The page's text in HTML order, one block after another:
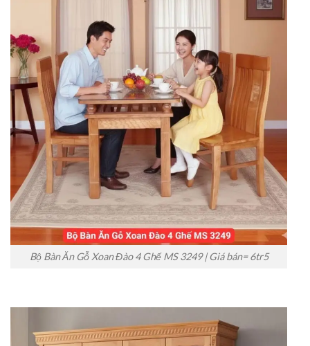
Bộ Bàn Ăn Gỗ Xoan Đào 4 Ghế MS 3249 | Giá bán= 6tr5